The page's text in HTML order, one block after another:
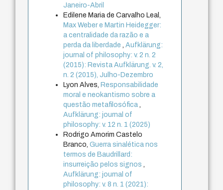
Janeiro-Abril
Edilene Maria de Carvalho Leal,
Max Weber e Martin Heidegger:
a centralidade da razão e a
perda da liberdade,Aufklärung:
journal of philosophy: v. 2 n. 2
(2015): Revista Aufklärung. v. 2,
n. 2 (2015), Julho-Dezembro
Lyon Alves, Responsabilidade
moral e neokantismo sobre a
questão metafilosófica,
Aufklärung: journal of
philosophy: v. 12 n. 1 (2025)
Rodrigo Amorim Castelo
Branco,Guerra sinalética nos
termos de Baudrillard:
insurreição pelos signos,
Aufklärung: journal of
philosophy: v. 8 n. 1 (2021):